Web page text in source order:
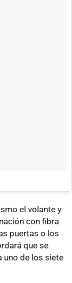
el volante y
con fibra
puertas o los
que se
uno de los siete